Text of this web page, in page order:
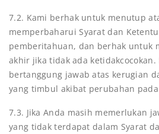
7.2. Kami berhak untuk menutup
memperbaharui Syarat dan
pemberitahuan, dan berhak untuk
akhir jika tidak ada ketidakcocokan.
bertanggung jawab atas kerugian
yang timbul akibat perubahan
7.3. Jika Anda masih memerlukan
yang tidak terdapat dalam Syarat